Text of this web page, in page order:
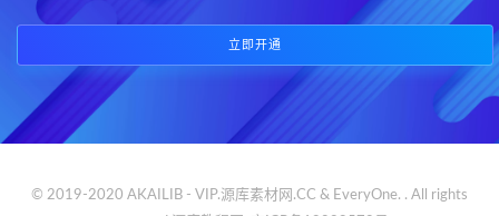
立即开通
© 2019-2020 AKAILIB - VIP.源库素材网.CC & EveryOne. . All rights